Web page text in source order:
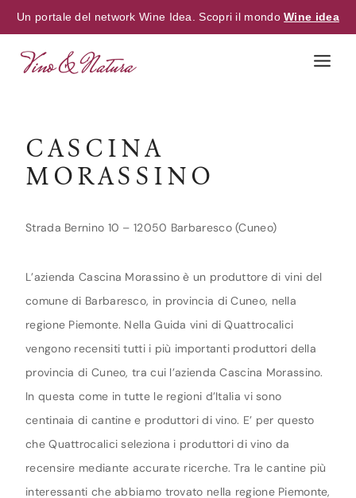
Un portale del network Wine Idea. Scopri il mondoWine idea
CASCINA
MORASSINO
Strada Bernino 10 – 12050 Barbaresco (Cuneo)
L’azienda Cascina Morassino è un produttore di vini del
comune di Barbaresco, in provincia di Cuneo, nella
regione Piemonte. Nella Guida vini di Quattrocalici
vengono recensiti tutti i più importanti produttori della
provincia di Cuneo, tra cui l’azienda Cascina Morassino.
In questa come in tutte le regioni d’Italia vi sono
centinaia di cantine e produttori di vino. E’ per questo
che Quattrocalici seleziona i produttori di vino da
recensire mediante accurate ricerche. Tra le cantine più
interessanti che abbiamo trovato nella regione Piemonte,